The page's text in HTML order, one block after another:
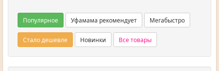
Популярное Уфамама рекомендует Мегабыстро
Стало дешевле Новинки Все товары